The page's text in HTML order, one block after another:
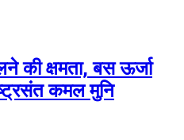
की क्षमता, बस ऊर्जा
कमल मुनि